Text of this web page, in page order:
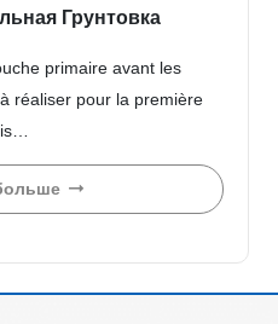
Грунтовка
primaire avant les
réaliser pour la première